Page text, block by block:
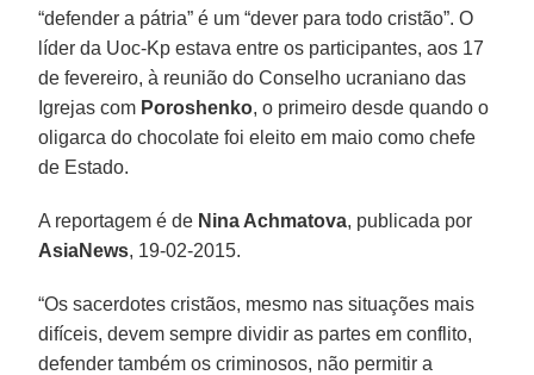
“defender a pátria” é um “dever para todo cristão”. O
líder da Uoc-Kp estava entre os participantes, aos 17
de fevereiro, à reunião do Conselho ucraniano das
Igrejas com Poroshenko, o primeiro desde quando o
oligarca do chocolate foi eleito em maio como chefe
de Estado.
A reportagem é de Nina Achmatova, publicada por
AsiaNews, 19-02-2015.
“Os sacerdotes cristãos, mesmo nas situações mais
difíceis, devem sempre dividir as partes em conflito,
defender também os criminosos, não permitir a